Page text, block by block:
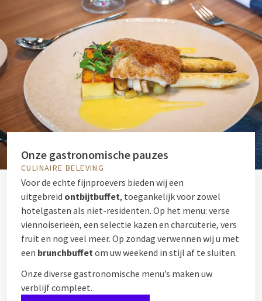
Onze gastronomische pauzes
CULINAIRE BELEVING
Voor de echte fijnproevers bieden wij een
uitgebreid ontbijtbuffet, toegankelijk voor zowel
hotelgasten als niet-residenten. Op het menu: verse
viennoiserieën, een selectie kazen en charcuterie, vers
fruit en nog veel meer. Op zondag verwennen wij u met
een brunchbuffetom uw weekend in stijl af te sluiten.
Onze diverse gastronomische menu’s maken uw
verblijf compleet.